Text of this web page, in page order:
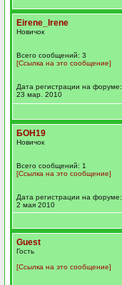
Eirene_Irene
Новичок
Всего сообщений: 3
[Ссылка на это сообщение]
Дата регистрации на форуме:
23 мар. 2010
БОН19
Новичок
Всего сообщений: 1
[Ссылка на это сообщение]
Дата регистрации на форуме:
2 мая 2010
Guest
Гость
[Ссылка на это сообщение]